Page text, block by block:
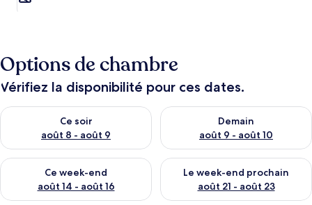
Options de chambre
Vérifiez la disponibilité pour ces dates.
Ce soir
août 8 - août 9
Vérifier la disponibilité pour ce soir août 8 - août 9
Demain
août 9 - août 10
Vérifier la disponibilité pour
Ce week-end
août 14 - août 16
Vérifier la disponibilité pour ce week-end août 14 - août 16
Le week-end prochain
août 21 - août 23
Vérifier la disponibilité pour